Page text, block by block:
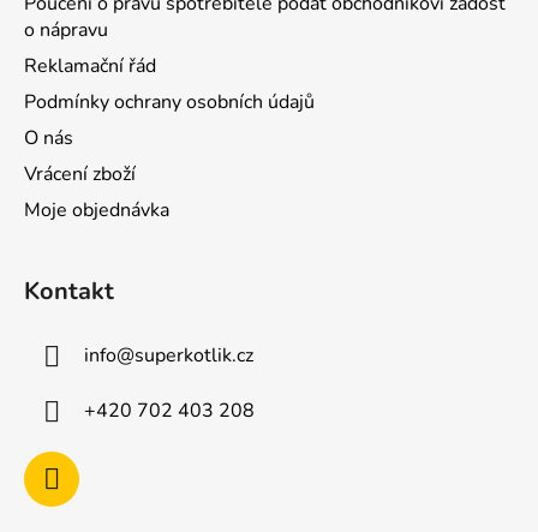
o nápravu
Reklamační řád
Podmínky ochrany osobních údajů
O nás
Vrácení zboží
Moje objednávka
Kontakt
info@superkotlik.cz
+420 702 403 208